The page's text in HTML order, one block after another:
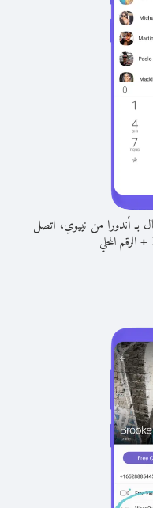
بـ أندورا من نييوي، اتصل
+الرقم المحلي